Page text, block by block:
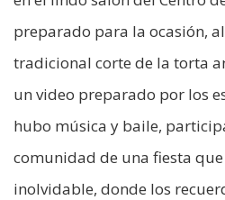
preparado para la ocasión,
tradicional corte de la torta
un video preparado por los
hubo música y baile,
comunidad de una fiesta
inolvidable, donde los